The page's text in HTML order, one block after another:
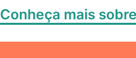
Conheça mais